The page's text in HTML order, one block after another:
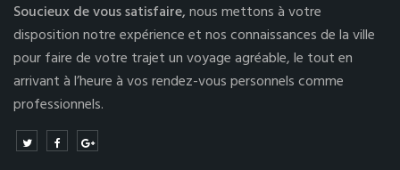
Soucieux de vous satisfaire,nous mettons à votre
disposition notre expérience et nos connaissances de la ville
pour faire de votre trajet un voyage agréable, le tout en
arrivant à l’heure à vos rendez-vous personnels comme
professionnels.